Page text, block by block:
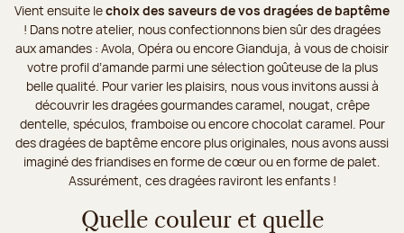
Vient ensuite lechoix des saveurs de vos dragées de baptême
! Dans notre atelier, nous confectionnons bien sûr des dragées
aux amandes : Avola, Opéra ou encore Gianduja, à vous de choisir
votre profil d’amande parmi une sélection goûteuse de la plus
belle qualité. Pour varier les plaisirs, nous vous invitons aussi à
découvrir les dragées gourmandes caramel, nougat, crêpe
dentelle, spéculos, framboise ou encore chocolat caramel. Pour
des dragées de baptême encore plus originales, nous avons aussi
imaginé des friandises en forme de cœur ou en forme de palet.
Assurément, ces dragées raviront les enfants !
Quelle couleur et quelle